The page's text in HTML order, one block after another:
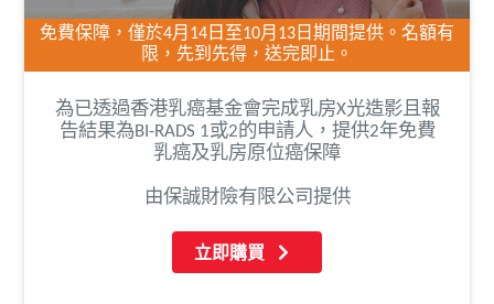
免費保障，僅於4月14日至10月13日期間提供。名額有
限，先到先得，送完即止。
為已透過香港乳癌基金會完成乳房X光造影且報
告結果為BI-RADS 1或2的申請人，提供2年免費
乳癌及乳房原位癌保障
由保誠財險有限公司提供
立即購買